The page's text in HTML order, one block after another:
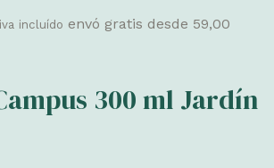
iva incluído envó gratis desde 59,00
300 ml Jardín